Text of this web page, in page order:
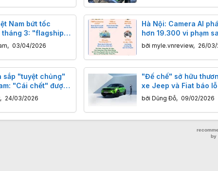
Nam bứt tốc
tháng 3: "flagship"
300% ai cũng
, 03/04/2026
Hà Nội: Camera AI
hơn 19.300 vi phạm
tháng hoạt động
bởi myle.vnreview, 26/
sắp "tuyệt chủng"
"Cái chết" được
hay sự đánh đổi
, 24/03/2026
"Đế chế" sở hữu
xe Jeep và Fiat báo
hơn 20 tỷ Euro, thừa
lầm xe điện, quay về
xăng
bởi Dũng Đỗ, 09/02/2026